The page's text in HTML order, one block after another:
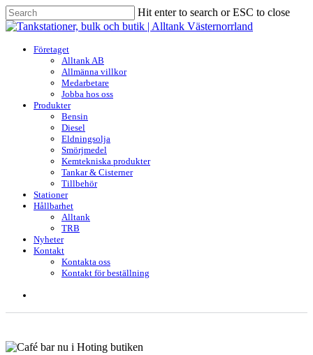
Skip
to
content
Hit enter to search or ESC to close
Close
search
Menu
Företaget
Alltank AB
Allmänna villkor
Medarbetare
Jobba hos oss
Produkter
Bensin
Diesel
Eldningsolja
Smörjmedel
Kemtekniska produkter
Tankar & Cisterner
Tillbehör
Stationer
Hållbarhet
Alltank
TRB
Nyheter
Kontakt
Kontakta oss
Kontakt för beställning